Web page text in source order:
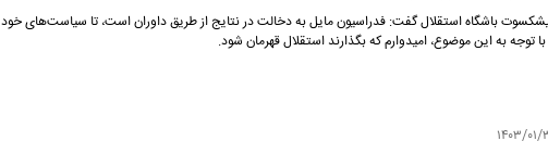
باشگاه استقلال گفت: فدراسیون مایل به دخالت در نتایج از طریق داوران است، تا سیاست‌های خود
توجه به این موضوع، امیدوارم که بگذارند استقلال قهرمان شود.
۰۱/۳۱